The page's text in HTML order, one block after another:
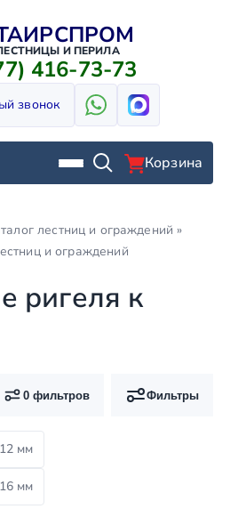
И ПЕРИЛА
416-73-73
звонок
Корзина
лестниц и ограждений »
и ограждений
ригеля к
0 фильтров Фильтры
мм
мм